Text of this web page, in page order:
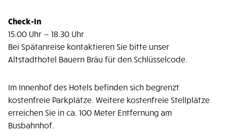
Check-In
15.00 Uhr — 18.30 Uhr
Bei Spätanreise kontaktieren Sie bitte unser
Altstadthotel Bauern Bräu für den Schlüsselcode.
Im Innenhof des Hotels befinden sich begrenzt
kostenfreie Parkplätze. Weitere kostenfreie Stellplätze
erreichen Sie in ca. 100 Meter Entfernung am
Busbahnhof.